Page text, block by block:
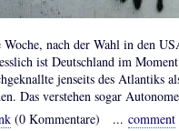
Woche, nach der Wahl in den
ist Deutschland im
jenseits des Atlantiks
Das verstehen sogar
(0 Kommentare) ... comment